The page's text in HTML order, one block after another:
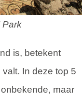
Park
is, betekent
In deze top 5
maar